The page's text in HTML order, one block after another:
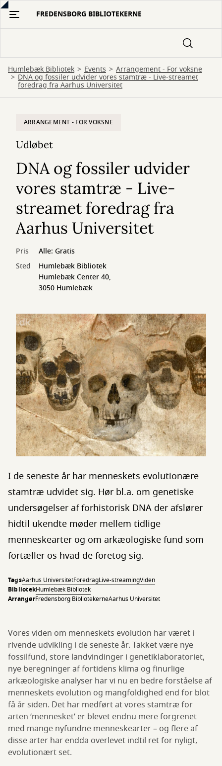
Gå
hovedindhold
FREDENSBORG BIBLIOTEKERNE
Humlebæk Bibliotek Events Arrangement - For voksne
DNA og fossiler udvider vores stamtræ - Live-streamet
foredrag fra Aarhus Universitet
ARRANGEMENT - FOR VOKSNE
Udløbet
DNA og fossiler udvider
vores stamtræ - Live-
streamet foredrag fra
Aarhus Universitet
Pris
Alle: Gratis
Sted
Humlebæk Bibliotek
Humlebæk Center 40,
3050 Humlebæk
I de seneste år har menneskets evolutionære
stamtræ udvidet sig. Hør bl.a. om genetiske
undersøgelser af forhistorisk DNA der afslører
hidtil ukendte møder mellem tidlige
menneskearter og om arkæologiske fund som
fortæller os hvad de foretog sig.
TagsAarhus UniversitetForedragLive-streamingViden
BibliotekHumlebæk Bibliotek
ArrangørFredensborg BibliotekerneAarhus Universitet
Vores viden om menneskets evolution har været i
rivende udvikling i de seneste år. Takket være nye
fossilfund, store landvindinger i genetiklaboratoriet,
nye beregninger af fortidens klima og finurlige
arkæologiske analyser har vi nu en bedre forståelse af
menneskets evolution og mangfoldighed end for blot
få år siden. Det har medført at vores stamtræ for
arten ‘mennesket’ er blevet endnu mere forgrenet
med mange nyfundne menneskearter – og flere af
disse arter har endda overlevet indtil ret for nyligt,
evolutionært set.